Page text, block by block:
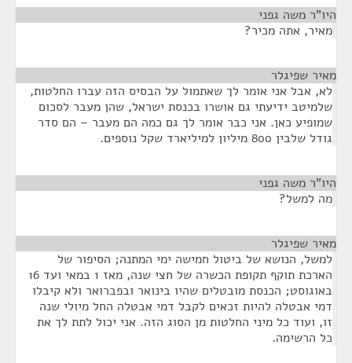
היו"ר משה גפני
מאיר, אתה מכיר?
מאיר שפיגלר
לא, אבל אני אומר לך שאתמול על הבסיס הזה עברו החלטות,
שלמיטב ידיעתי גם אושרו בכנסת ישראל, שהן מעבר לסכום
שמופיע כאן. אני כבר אומר לך גם כמה הם מעבר – הם סדר
גודל שלבין 800 מיליון למיליארד שקל נוספים.
היו"ר משה גפני
מה למשל?
מאיר שפיגלר
למשל, הנושא של ביטול חמישה ימי המתנה; הסיפור של
הארכת תוקף תקופת הכשרה של חצי שנה, מאז 1 במאי ועד 16
באוגוסט; הכנסת מובטלים שהיו בינואר ובפברואר ולא קיבלו
דמי אבטלה להיות זכאים לקבל דמי אבטלה החל מיולי שנה
זו, ועוד כל מיני החלטות מן הסוג הזה. אני יכול לתת לך את
כל הרשימה.